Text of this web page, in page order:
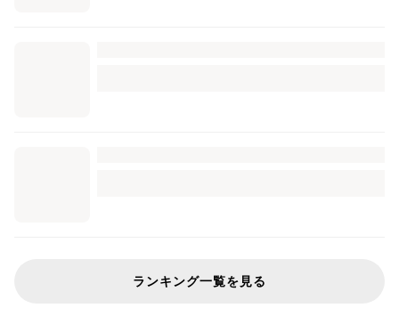
ランキング一覧を見る